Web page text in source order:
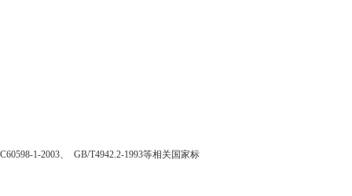
1-2003、 GB/T4942.2-1993等相关国家标